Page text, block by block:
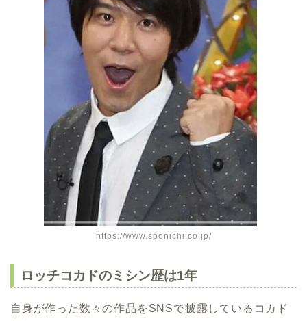
https://www.sponichi.co.jp/
ロッチコカドのミシン歴は1年
自身が作った数々の作品をSNSで披露しているコカド